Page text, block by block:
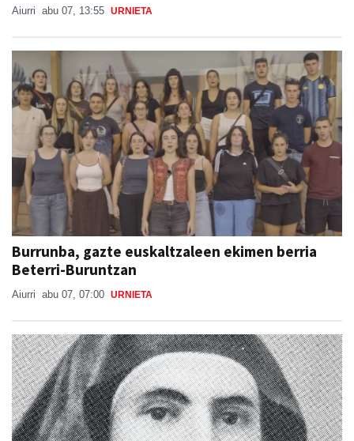
Aiurri abu 07, 13:55 URNIETA
Burrunba, gazte euskaltzaleen ekimen berria
Beterri-Buruntzan
Aiurri abu 07, 07:00 URNIETA